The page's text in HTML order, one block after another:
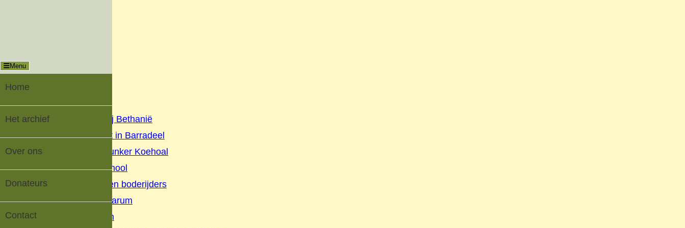
Home
Het archief
▼
Geschiedenis Nij Bethanië
Oorlog en verzet in Barradeel
Geschiedenis Bunker Koehoal
Buurtschap Koehool
Beurtschippers en boderijders
Kaatsen Tzummarum
V.V. Tzummarum
Menu
Home
Het archief
Over ons
Donateurs
Contact